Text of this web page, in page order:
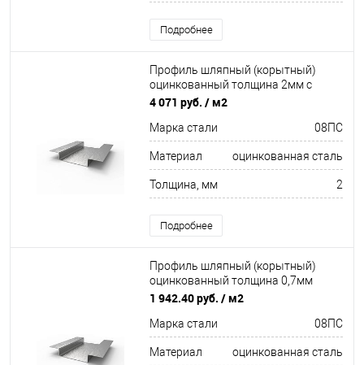
Подробнее
Профиль шляпный (корытный)
оцинкованный толщина 2мм с
отверстиями
4 071 руб. / м2
Марка стали 08ПC
Материал оцинкованная сталь
Толщина, мм 2
Подробнее
Профиль шляпный (корытный)
оцинкованный толщина 0,7мм
перфорированный
1 942.40 руб. / м2
Марка стали 08ПC
Материал оцинкованная сталь